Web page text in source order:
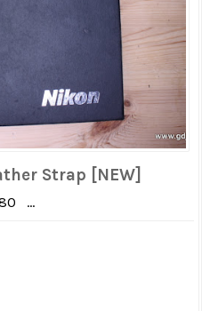
Strap [NEW]
...